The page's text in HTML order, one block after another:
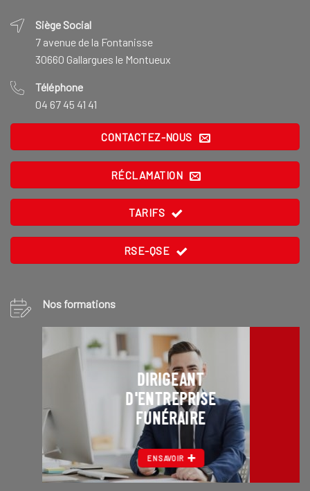
Siège Social
7 avenue de la Fontanisse
30660 Gallargues le Montueux
Téléphone
04 67 45 41 41
CONTACTEZ-NOUS
RÉCLAMATION
TARIFS
RSE-QSE
Nos formations
DIRIGEANT
D'ENTREPRISE
FUNÉRAIRE
EN SAVOIR